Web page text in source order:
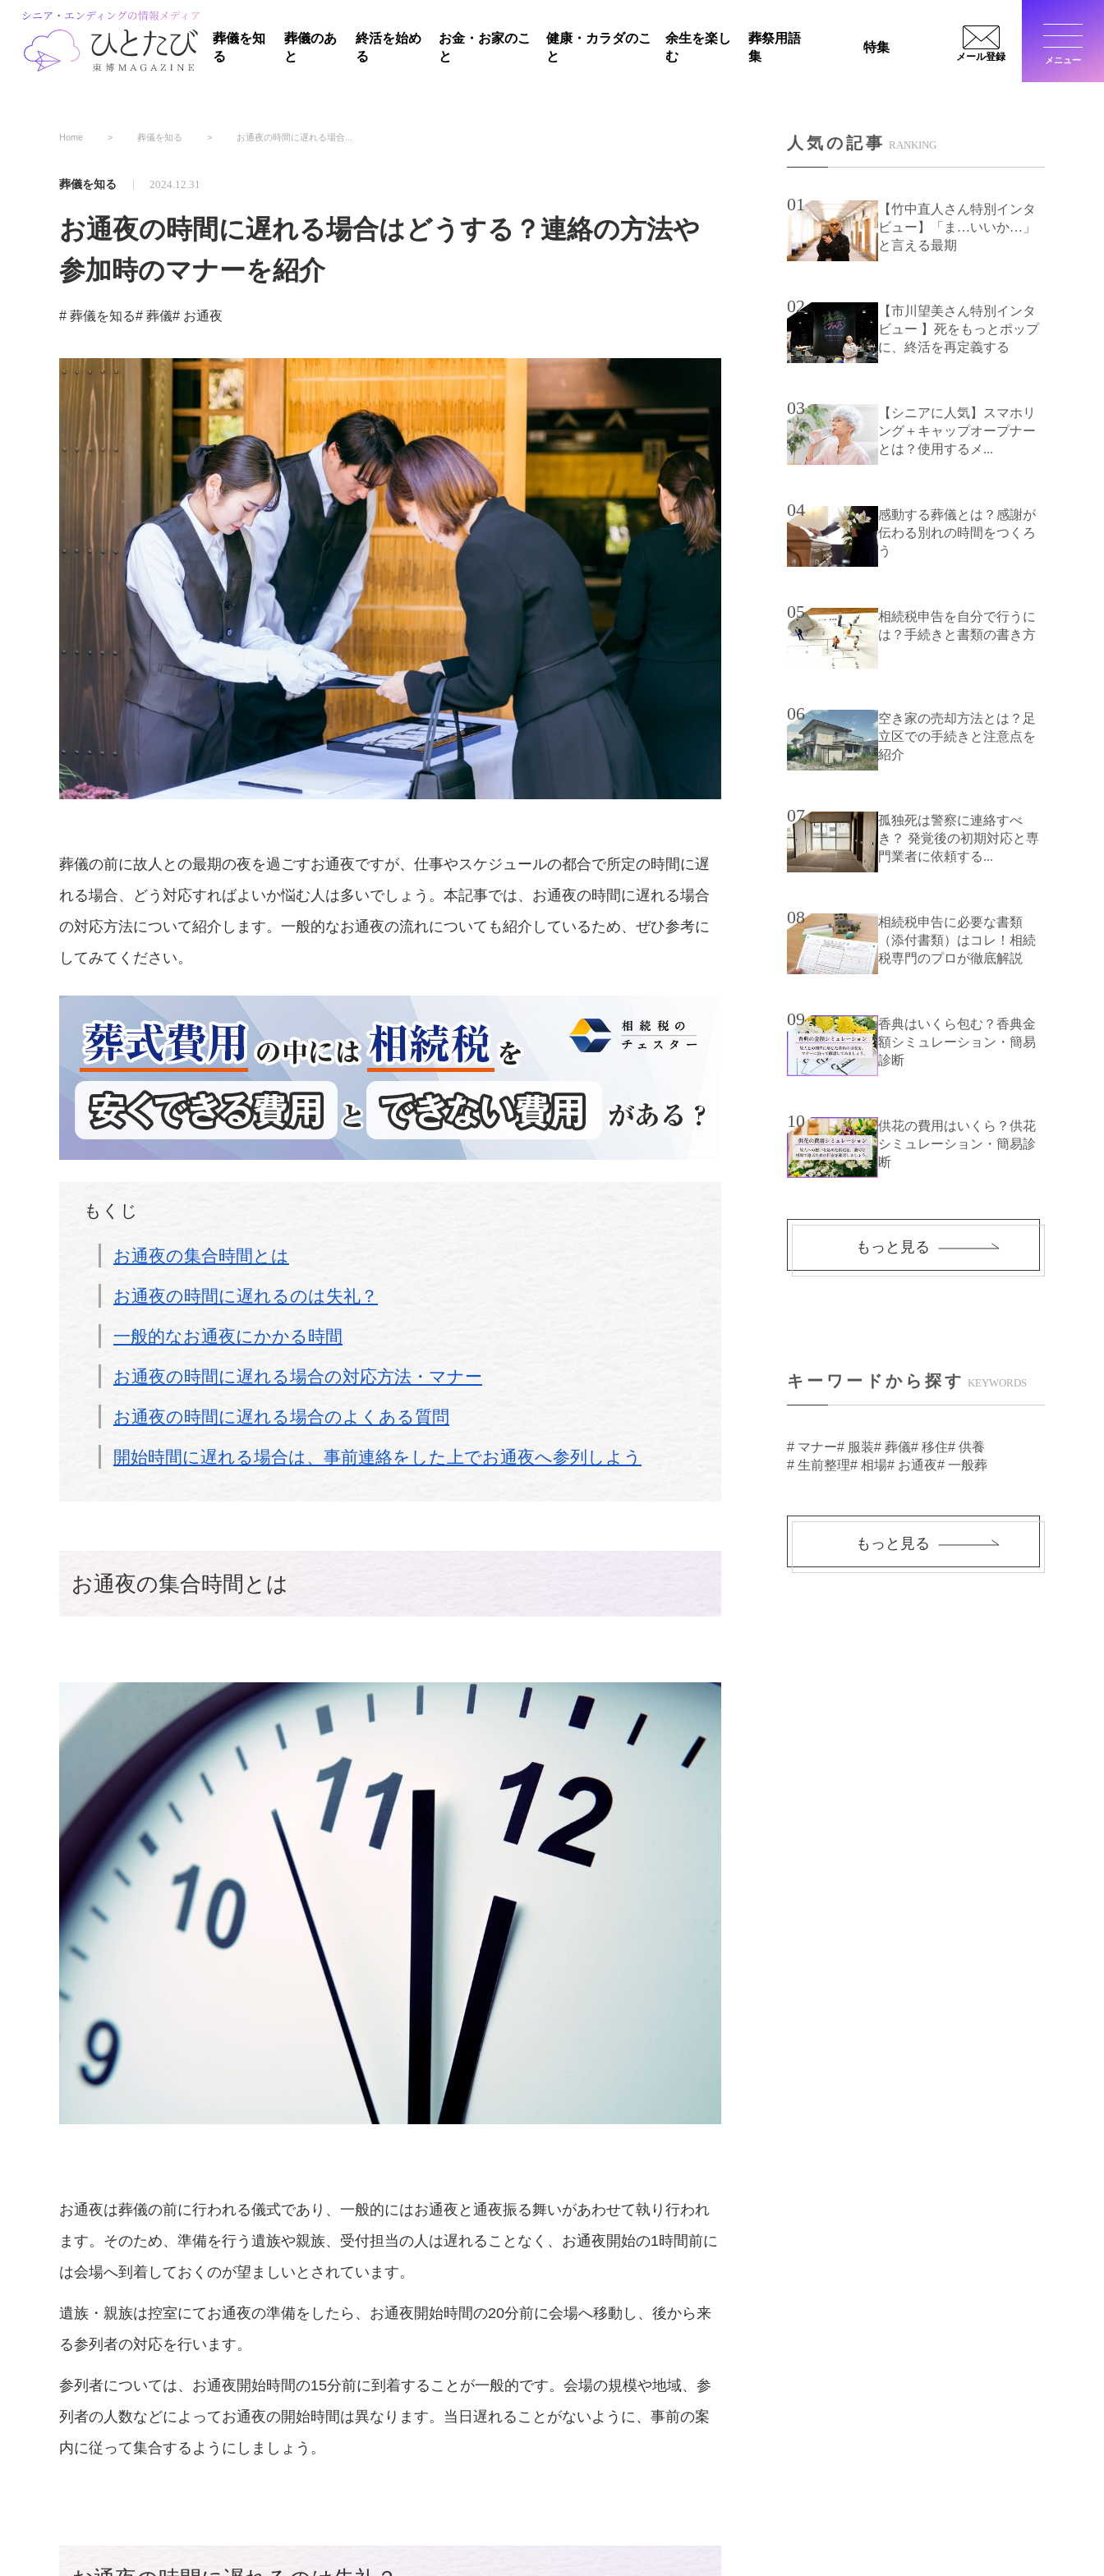
葬儀を知
る
葬儀のあ
と
終活を始め
る
お金・お家のこ
と
健康・カラダのこ
と
余生を楽し
む
葬祭用語
集
特集
メール登録 メニュー
Home 葬儀を知る お通夜の時間に遅れる場合...
葬儀を知る 2024.12.31
お通夜の時間に遅れる場合はどうする？連絡の方法や
参加時のマナーを紹介
# 葬儀を知る# 葬儀# お通夜
葬儀の前に故人との最期の夜を過ごすお通夜ですが、仕事やスケジュールの都合で所定の時間に遅
れる場合、どう対応すればよいか悩む人は多いでしょう。本記事では、お通夜の時間に遅れる場合
の対応方法について紹介します。一般的なお通夜の流れについても紹介しているため、ぜひ参考に
してみてください。
もくじ
お通夜の集合時間とは
お通夜の時間に遅れるのは失礼？
一般的なお通夜にかかる時間
お通夜の時間に遅れる場合の対応方法・マナー
お通夜の時間に遅れる場合のよくある質問
開始時間に遅れる場合は、事前連絡をした上でお通夜へ参列しよう
お通夜の集合時間とは
お通夜は葬儀の前に行われる儀式であり、一般的にはお通夜と通夜振る舞いがあわせて執り行われ
ます。そのため、準備を行う遺族や親族、受付担当の人は遅れることなく、お通夜開始の1時間前に
は会場へ到着しておくのが望ましいとされています。
遺族・親族は控室にてお通夜の準備をしたら、お通夜開始時間の20分前に会場へ移動し、後から来
る参列者の対応を行います。
参列者については、お通夜開始時間の15分前に到着することが一般的です。会場の規模や地域、参
列者の人数などによってお通夜の開始時間は異なります。当日遅れることがないように、事前の案
内に従って集合するようにしましょう。
人気の記事 RANKING
01
【竹中直人さん特別インタ
ビュー】「ま…いいか…」
と言える最期
02
【市川望美さん特別インタ
ビュー 】死をもっとポップ
に、終活を再定義する
03
【シニアに人気】スマホリ
ング＋キャップオープナー
とは？使用するメ...
04
感動する葬儀とは？感謝が
伝わる別れの時間をつくろ
う
05
相続税申告を自分で行うに
は？手続きと書類の書き方
06
空き家の売却方法とは？足
立区での手続きと注意点を
紹介
07
孤独死は警察に連絡すべ
き？ 発覚後の初期対応と専
門業者に依頼する...
08
相続税申告に必要な書類
（添付書類）はコレ！相続
税専門のプロが徹底解説
09
香典はいくら包む？香典金
額シミュレーション・簡易
診断
10
供花の費用はいくら？供花
シミュレーション・簡易診
断
もっと見る
キーワードから探す KEYWORDS
# マナー# 服装# 葬儀# 移住# 供養
# 生前整理# 相場# お通夜# 一般葬
もっと見る